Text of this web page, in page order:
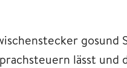
gosund
lässt und